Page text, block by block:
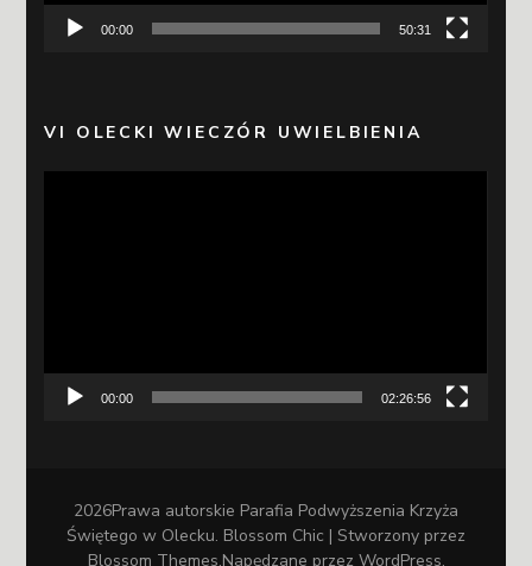
00:00 50:31
VI OLECKI WIECZÓR UWIELBIENIA
00:00 02:26:56
2026Prawa autorskie Parafia Podwyższenia Krzyża
Świętego w Olecku. Blossom Chic | Stworzony przez
Blossom Themes.Napędzane przez WordPress.